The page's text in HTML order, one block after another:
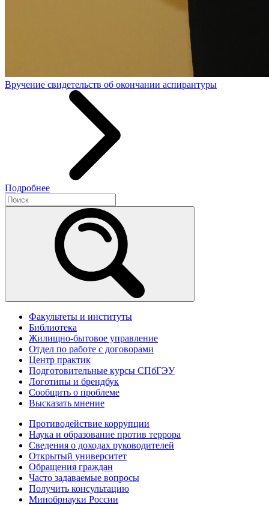
Вручение свидетельств об окончании аспирантуры
Подробнее
Факультеты и институты
Библиотека
Жилищно-бытовое управление
Отдел по работе с договорами
Центр практик
Подготовительные курсы СПбГЭУ
Логотипы и брендбук
Сообщить о проблеме
Высказать мнение
Противодействие коррупции
Наука и образование против террора
Сведения о доходах руководителей
Открытый университет
Обращения граждан
Часто задаваемые вопросы
Получить консультацию
Минобрнауки России